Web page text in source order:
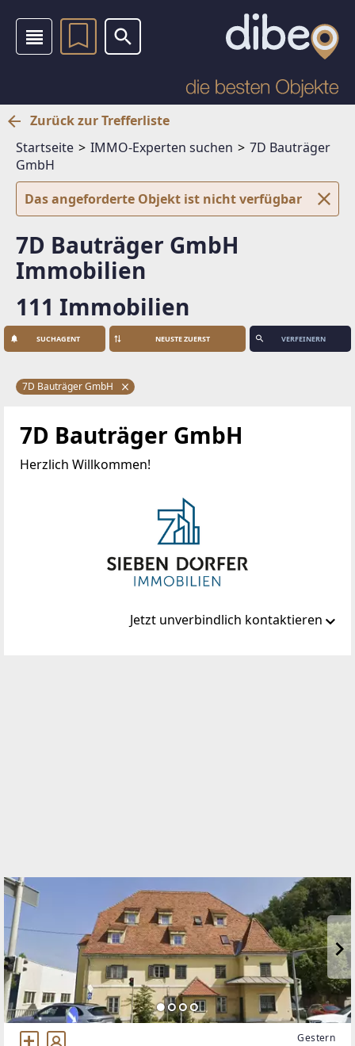
Zurück zur Trefferliste
Startseite
IMMO-Experten suchen
7D Bauträger
GmbH
Das angeforderte Objekt ist nicht verfügbar
7D Bauträger GmbH
Immobilien
111 Immobilien
SUCHAGENT VERFEINERN
7D Bauträger GmbH
7D Bauträger GmbH
Herzlich Willkommen!
Jetzt unverbindlich kontaktieren
Gestern